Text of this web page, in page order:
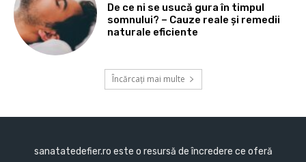
De ce ni se usucă gura în timpul
somnului? – Cauze reale și remedii
naturale eficiente
Încărcați mai multe
sanatatedefier.ro este o resursă de încredere ce oferă